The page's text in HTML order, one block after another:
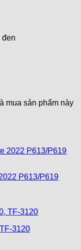
đen
mua sản phẩm này
P613/P619
3120